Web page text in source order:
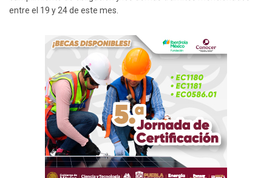
entre el 19 y 24 de este mes.